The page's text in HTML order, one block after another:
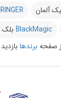
آلمان
BlackMagic
صفحه برندها